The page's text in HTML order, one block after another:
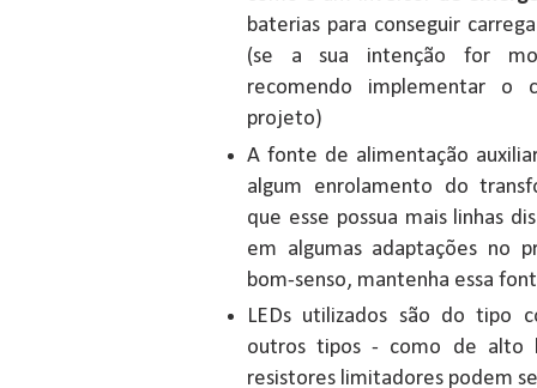
baterias para conseguir
(se a sua intenção for
recomendo implementar o
projeto)
A fonte de alimentação
algum enrolamento do
que esse possua mais linhas
em algumas adaptações no
bom-senso, mantenha essa
LEDs utilizados são do tipo
outros tipos - como de alto
resistores limitadores podem